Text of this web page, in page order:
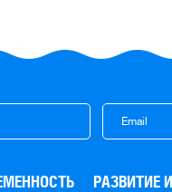
РАЗВИТИЕ